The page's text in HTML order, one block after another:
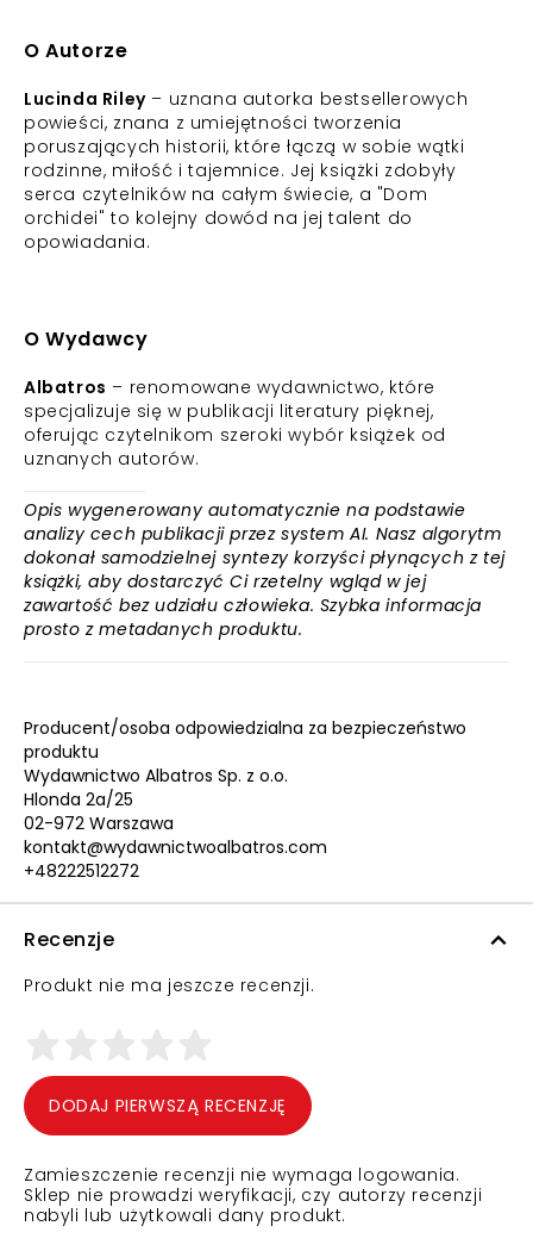
O Autorze
Lucinda Riley– uznana autorka bestsellerowych
powieści, znana z umiejętności tworzenia
poruszających historii, które łączą w sobie wątki
rodzinne, miłość i tajemnice. Jej książki zdobyły
serca czytelników na całym świecie, a "Dom
orchidei" to kolejny dowód na jej talent do
opowiadania.
O Wydawcy
Albatros – renomowane wydawnictwo, które
specjalizuje się w publikacji literatury pięknej,
oferując czytelnikom szeroki wybór książek od
uznanych autorów.
Opis wygenerowany automatycznie na podstawie
analizy cech publikacji przez system AI. Nasz algorytm
dokonał samodzielnej syntezy korzyści płynących z tej
książki, aby dostarczyć Ci rzetelny wgląd w jej
zawartość bez udziału człowieka. Szybka informacja
prosto z metadanych produktu.
Producent/osoba odpowiedzialna za bezpieczeństwo
produktu
Wydawnictwo Albatros Sp. z o.o.
Hlonda 2a/25
02-972 Warszawa
kontakt@wydawnictwoalbatros.com
+48222512272
Recenzje
Produkt nie ma jeszcze recenzji.
DODAJ PIERWSZĄ RECENZJĘ
Zamieszczenie recenzji nie wymaga logowania.
Sklep nie prowadzi weryfikacji, czy autorzy recenzji
nabyli lub użytkowali dany produkt.